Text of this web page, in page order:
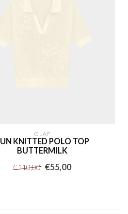
OLAF
KNITTED POLO TOP
BUTTERMILK
€110,00 €55,00